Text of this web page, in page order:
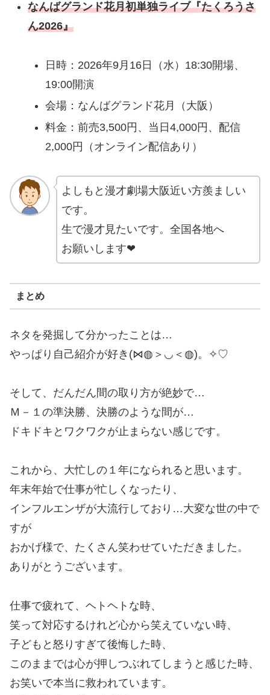
なんばグランド花月初単独ライブ『たくろうさ
ん2026』
日時：2026年9月16日（水）18:30開場、
19:00開演
会場：なんばグランド花月（大阪）
料金：前売3,500円、当日4,000円、配信
2,000円（オンライン配信あり）
よしもと漫才劇場大阪近い方羨ましい
です。
生で漫才見たいです。全国各地へ
お願いします❤
まとめ
ネタを発掘して分かったことは…
やっぱり自己紹介が好き(⋈◍＞◡＜◍)。✧♡
そして、だんだん間の取り方が絶妙で…
Ｍ－１の準決勝、決勝のような間が…
ドキドキとワクワクが止まらない感じです。
これから、大忙しの１年になられると思います。
年末年始で仕事が忙しくなったり、
インフルエンザが大流行しており…大変な世の中で
すが
おかげ様で、たくさん笑わせていただきました。
ありがとうございます。
仕事で疲れて、ヘトヘトな時、
笑って対応するけれど心から笑えていない時、
子どもと怒りすぎて後悔した時、
このままでは心が押しつぶれてしまうと感じた時、
お笑いで本当に救われています。